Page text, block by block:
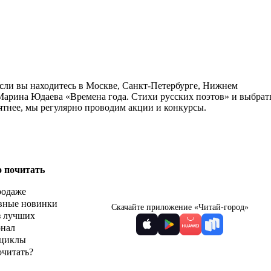
вы находитесь в Москве, Санкт-Петербурге, Нижнем
Юдаева «Времена года. Стихи русских поэтов» и
мы регулярно проводим акции и конкурсы.
почитать
новинки
лучших
Скачайте приложение «Читай-город»